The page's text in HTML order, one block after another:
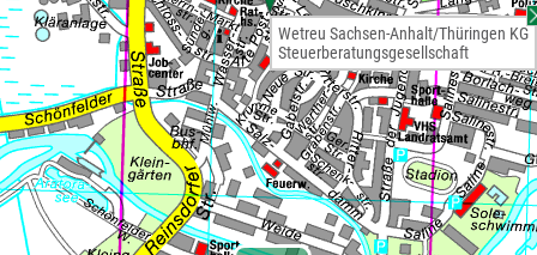
Wetreu Sachsen-Anhalt/Thüringen KG
Steuerberatungsgesellschaft